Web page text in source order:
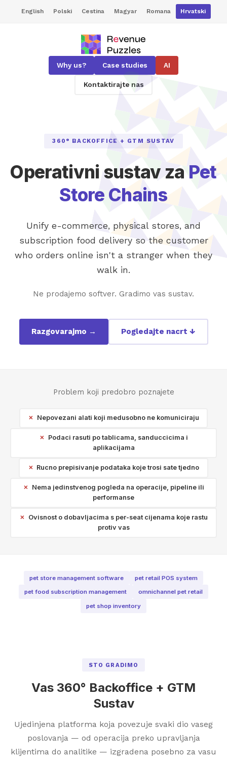
English Polski Cestina Magyar Romana Hrvatski
Why us? Case studies AI
Kontaktirajte nas
360° BACKOFFICE + GTM SUSTAV
Operativni sustav za Pet
Store Chains
Unify e-commerce, physical stores, and
subscription food delivery so the customer
who orders online isn't a stranger when they
walk in.
Ne prodajemo softver. Gradimo vas sustav.
Razgovarajmo → Pogledajte nacrt ↓
Problem koji predobro poznajete
Nepovezani alati koji medusobno ne komuniciraju
Podaci rasuti po tablicama, sanduccicima i
aplikacijama
Rucno prepisivanje podataka koje trosi sate tjedno
Nema jedinstvenog pogleda na operacije, pipeline ili
performanse
Ovisnost o dobavljacima s per-seat cijenama koje rastu
protiv vas
pet store management software
pet retail POS system
pet food subscription management
omnichannel pet retail
pet shop inventory
STO GRADIMO
Vas 360° Backoffice + GTM
Sustav
Ujedinjena platforma koja povezuje svaki dio vaseg
poslovanja — od operacija preko upravljanja
klijentima do analitike — izgradena posebno za vasu